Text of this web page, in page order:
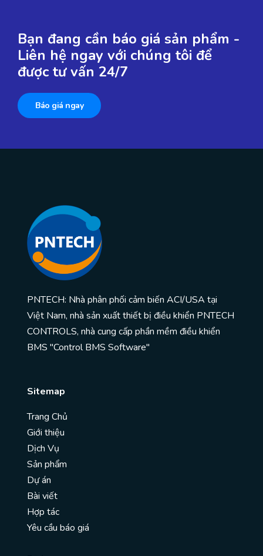
Bạn đang cần báo giá sản phẩm -
Liên hệ ngay với chúng tôi để
được tư vấn 24/7
Báo giá ngay
PNTECH: Nhà phân phối cảm biến ACI/USA tại
Việt Nam, nhà sản xuất thiết bị điều khiển PNTECH
CONTROLS, nhà cung cấp phần mềm điều khiển
BMS "Control BMS Software"
Sitemap
Trang Chủ
Giới thiệu
Dịch Vụ
Sản phẩm
Dự án
Bài viết
Hợp tác
Yêu cầu báo giá